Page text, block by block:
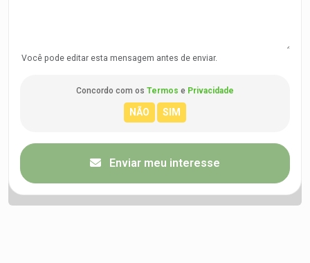
Você pode editar esta mensagem antes de enviar.
Concordo com os Termos e Privacidade
Enviar meu interesse